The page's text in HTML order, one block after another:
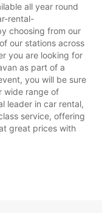
all year round
rental-
choosing from our
our stations across
you are looking for
as part of a
you will be sure
wide range of
leader in car rental,
service, offering
great prices with